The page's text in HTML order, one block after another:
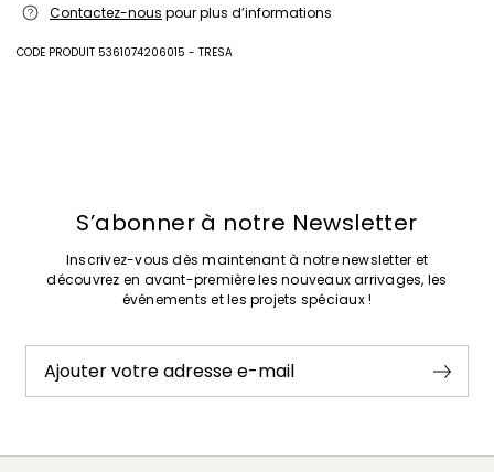
chloré interdit; séchage en tambour interdit; séchage à plat à l'ombre;
pas nettoyer à l'eau professionnel.; repasser avec un linge entre le
Contactez-nous pour plus d’informations
CODE PRODUIT 5361074206015 - TRESA
S’abonner à notre Newsletter
Inscrivez-vous dès maintenant à notre newsletter et
découvrez en avant-première les nouveaux arrivages, les
événements et les projets spéciaux !
Ajouter votre adresse e-mail